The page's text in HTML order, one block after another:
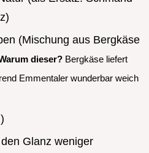
(Mischung aus Bergkäse
dieser? Bergkäse liefert
Emmentaler wunderbar weich
Glanz weniger